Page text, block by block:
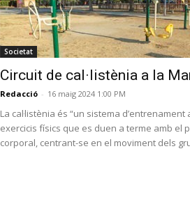
Societat
Circuit de cal·listènia a la
Redacció - 16 maig 2024 1:00 PM
La cal·listènia és “un sistema d’entrenament
exercicis físics que es duen a terme amb el
corporal, centrant-se en el moviment dels